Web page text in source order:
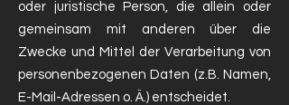
oder juristische Person, die allein oder
gemeinsam mit anderen über die
Zwecke und Mittel der Verarbeitung von
personenbezogenen Daten (z.B. Namen,
E-Mail-Adressen o. Ä.) entscheidet.